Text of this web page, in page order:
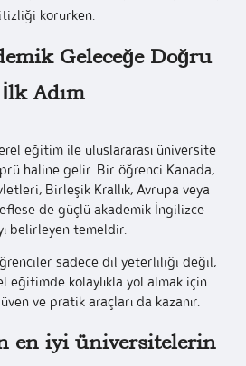
korurken.
Geleceğe Doğru
İlk Adım
eğitim ile uluslararası üniversite
haline gelir. Bir öğrenci Kanada,
Birleşik Krallık, Avrupa veya
de güçlü akademik İngilizce
belirleyen temeldir.
sadece dil yeterliliği değil,
eğitimde kolaylıkla yol almak için
ve pratik araçları da kazanır.
en iyi üniversitelerin